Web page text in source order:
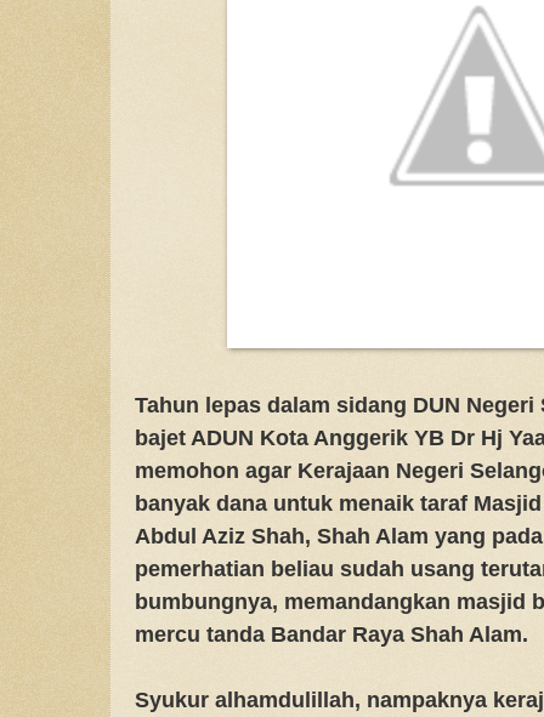
Tahun lepas dalam sidang DUN
bajet ADUN Kota Anggerik YB Dr Hj
memohon agar Kerajaan Negeri
banyak dana untuk menaik taraf
Abdul Aziz Shah, Shah Alam yang
pemerhatian beliau sudah usang
bumbungnya, memandangkan masjid
mercu tanda Bandar Raya Shah Alam.
Syukur alhamdulillah, nampaknya